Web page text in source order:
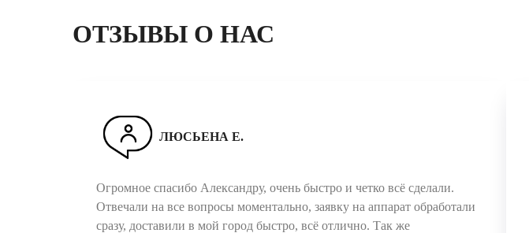
ОТЗЫВЫ О НАС
ЛЮСЬЕНА Е.
Огромное спасибо Александру, очень быстро и четко всё сделали.
Отвечали на все вопросы моментально, заявку на аппарат обработали
сразу, доставили в мой город быстро, всё отлично. Так же